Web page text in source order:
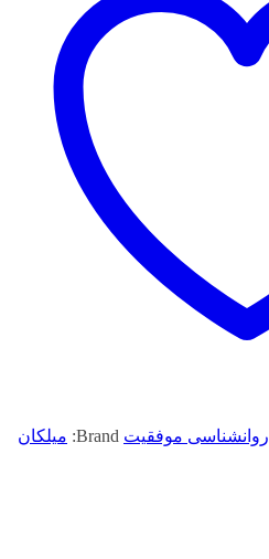
روانشناسی موفقیت Brand: میلکان